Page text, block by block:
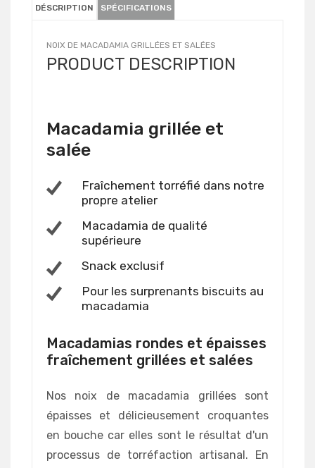
DÉSCRIPTION SPÉCIFICATIONS
NOIX DE MACADAMIA GRILLÉES ET SALÉES
PRODUCT DESCRIPTION
Macadamia grillée et
salée
Fraîchement torréfié dans notre
propre atelier
Macadamia de qualité
supérieure
Snack exclusif
Pour les surprenants biscuits au
macadamia
Macadamias rondes et épaisses
fraîchement grillées et salées
Nos noix de macadamia grillées sont
épaisses et délicieusement croquantes
en bouche car elles sont le résultat d'un
processus de torréfaction artisanal. En